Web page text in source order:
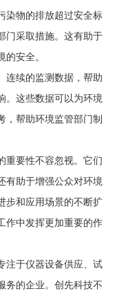
染物的排放超过安全标
门采取措施。这有助于
的安全。
续的监测数据，帮助
。这些数据可以为环境
，帮助环境监管部门制
重要性不容忽视。它们
有助于增强公众对环境
步和应用场景的不断扩
作中发挥更加重要的作
于仪器设备供应、试
务的企业。创先科技不